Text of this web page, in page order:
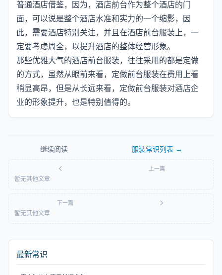
普通酒店借鉴，因为，酒店前台作为整个酒店的门
面，可以说是整个酒店水准和实力的一个缩影，因
此，需要酒店特别关注，并且在酒店前台服装上，一
定要考虑周全，以提升酒店的整体经营形象。
那些优雅大气的酒店前台服装，往往采用的都是定做
的方式，虽然从眼前来看，定做前台服装在费用上看
稍显高昂，但是从长远来看，定做前台服装对酒店企
业的形象提升，也是特别值得的。
继续阅读 服装常识列表 →
上一篇
暂无其他文章
下一篇
暂无其他文章
最新常识